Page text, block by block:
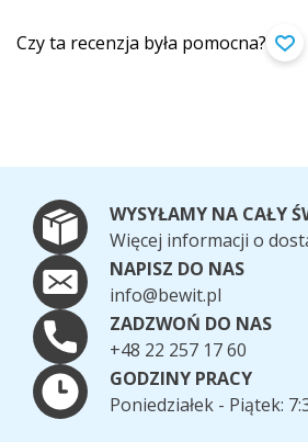
Czy ta recenzja była pomocna?
WYSYŁAMY NA CAŁY
Więcej informacji o
NAPISZ DO NAS
info@bewit.pl
ZADZWOŃ DO NAS
+48 22 257 17 60
GODZINY PRACY
Poniedziałek - Piątek: